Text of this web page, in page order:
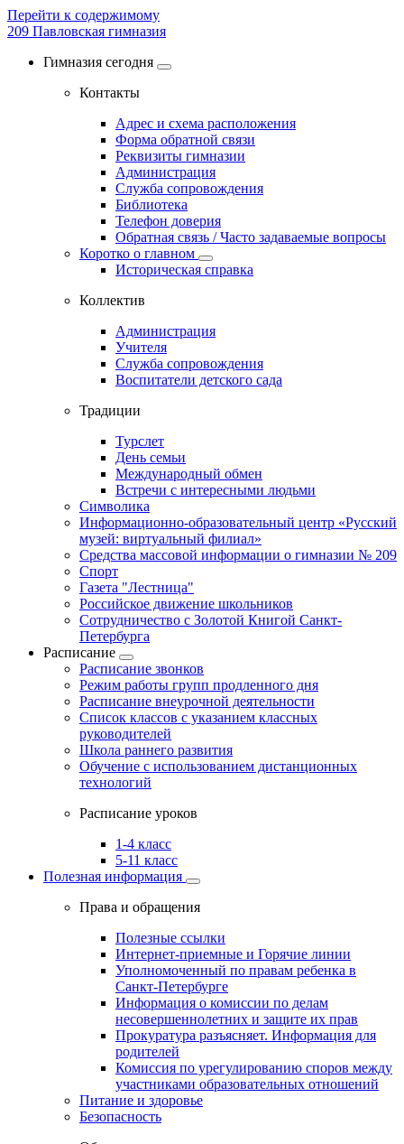
Перейти к содержимому
209 Павловская гимназия
Гимназия сегодня
Контакты
Адрес и схема расположения
Форма обратной связи
Реквизиты гимназии
Администрация
Служба сопровождения
Библиотека
Телефон доверия
Обратная связь / Часто задаваемые вопросы
Коротко о главном
Историческая справка
Коллектив
Администрация
Учителя
Служба сопровождения
Воспитатели детского сада
Традиции
Турслет
День семьи
Международный обмен
Встречи с интересными людьми
Символика
Информационно-образовательный центр «Русский
музей: виртуальный филиал»
Средства массовой информации о гимназии № 209
Спорт
Газета "Лестница"
Российское движение школьников
Сотрудничество с Золотой Книгой Санкт-
Петербурга
Расписание
Расписание звонков
Режим работы групп продленного дня
Расписание внеурочной деятельности
Список классов с указанием классных
руководителей
Школа раннего развития
Обучение с использованием дистанционных
технологий
Расписание уроков
1-4 класс
5-11 класс
Полезная информация
Права и обращения
Полезные ссылки
Интернет-приемные и Горячие линии
Уполномоченный по правам ребенка в
Санкт-Петербурге
Информация о комиссии по делам
несовершеннолетних и защите их прав
Прокуратура разъясняет. Информация для
родителей
Комиссия по урегулированию споров между
участниками образовательных отношений
Питание и здоровье
Безопасность